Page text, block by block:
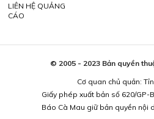
LIÊN HỆ QUẢNG
CÁO
© 2005 - 2023 Bản quyền
Cơ quan chủ quản:
Giấy phép xuất bản số 620/GP-
Báo Cà Mau giữ bản quyền nội